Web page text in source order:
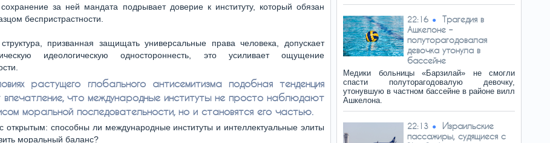
за ней мандата подрывает доверие к институту, который обязан
беспристрастности.
структура, призванная защищать универсальные права человека, допускает
идеологическую одностороннесть, это усиливает ощущение
растущего глобального антисемитизма подобная тенденция
впечатление, что международные институты не просто наблюдают
моральной последовательности, но и становятся его частью.
открытым: способны ли международные институты и интеллектуальные элиты
моральный баланс?
22:16
Трагедия в
Ашкелоне –
полуторагодовалая
девочка утонула в
бассейне
Медики больницы «Барзилай» не смогли
спасти полуторагодовалую девочку,
утонувшую в частном бассейне в районе вилл
Ашкелона.
22:13
Израильские
пассажиры, судящиеся с